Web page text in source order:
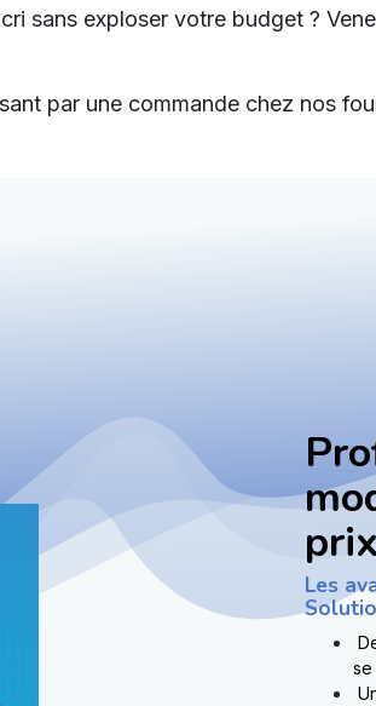
sans exploser votre budget ?
par une commande chez nos
prix
Les
se